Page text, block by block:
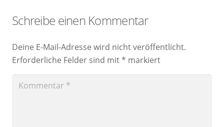
Schreibe einen Kommentar
Deine E-Mail-Adresse wird nicht veröffentlicht.
Erforderliche Felder sind mit* markiert